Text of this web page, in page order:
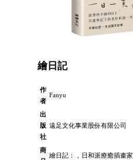
繪日記
作
者
Fanyu
出
版
社
遠足文化事業股份有限公司
商
繪日記：，日和派療癒插畫